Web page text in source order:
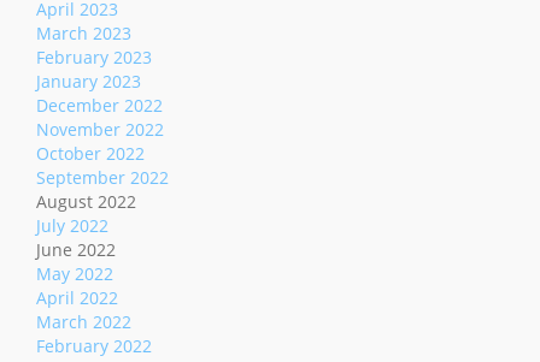
April 2023
March 2023
February 2023
January 2023
December 2022
November 2022
October 2022
September 2022
August 2022
July 2022
June 2022
May 2022
April 2022
March 2022
February 2022